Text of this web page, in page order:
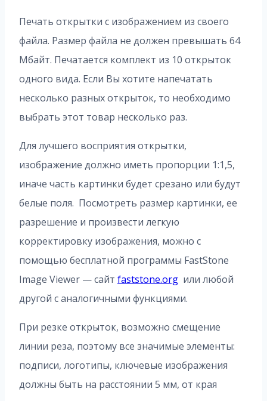
Печать открытки с изображением из своего
файла. Размер файла не должен превышать 64
Мбайт. Печатается комплект из 10 открыток
одного вида. Если Вы хотите напечатать
несколько разных открыток, то необходимо
выбрать этот товар несколько раз.
Для лучшего восприятия открытки,
изображение должно иметь пропорции 1:1,5,
иначе часть картинки будет срезано или будут
белые поля. Посмотреть размер картинки, ее
разрешение и произвести легкую
корректировку изображения, можно с
помощью бесплатной программы FastStone
Image Viewer — сайт faststone.org или любой
другой с аналогичными функциями.
При резке открыток, возможно смещение
линии реза, поэтому все значимые элементы:
подписи, логотипы, ключевые изображения
должны быть на расстоянии 5 мм, от края